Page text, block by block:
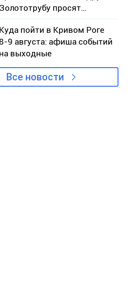
Золототрубу просят
звание Героя
Украины
Куда пойти в Кривом Роге
9 августа: афиша событий
на выходные
Все новости